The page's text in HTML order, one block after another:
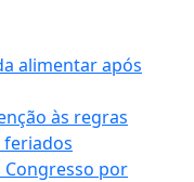
alimentar após
às regras
por